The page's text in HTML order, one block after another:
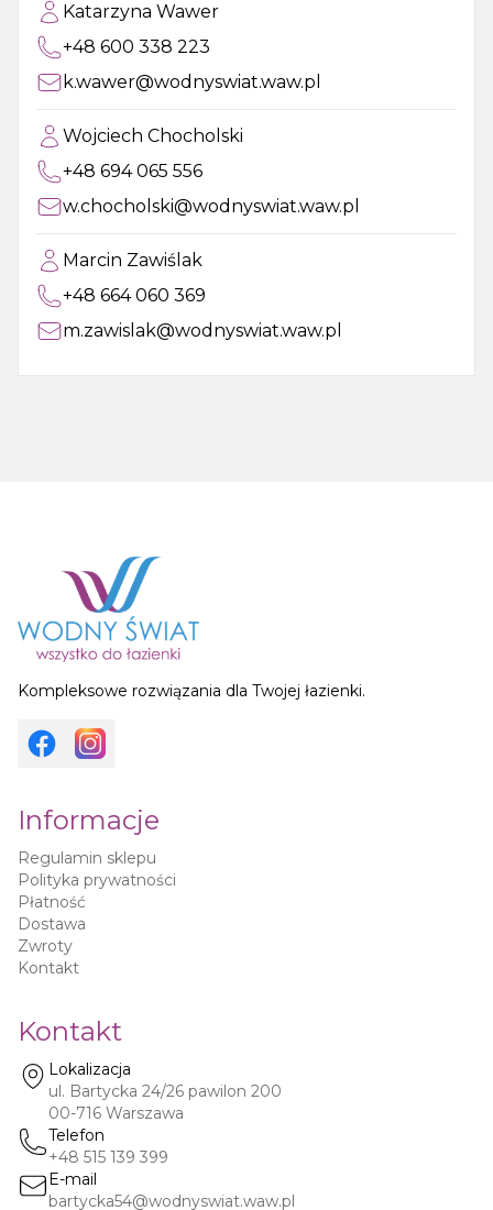
Katarzyna Wawer
+48 600 338 223
k.wawer@wodnyswiat.waw.pl
Wojciech Chocholski
+48 694 065 556
w.chocholski@wodnyswiat.waw.pl
Marcin Zawiślak
+48 664 060 369
m.zawislak@wodnyswiat.waw.pl
Kompleksowe rozwiązania dla Twojej łazienki.
Informacje
Regulamin sklepu
Polityka prywatności
Płatność
Dostawa
Zwroty
Kontakt
Kontakt
Lokalizacja
ul. Bartycka 24/26 pawilon 200
00-716 Warszawa
Telefon
+48 515 139 399
E-mail
bartycka54@wodnyswiat.waw.pl